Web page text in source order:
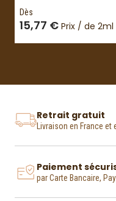
plinthes Louis XV en
brut. Parquets-et-
bois massif.
Dès
15,77 € Prix / de 2ml
Retrait gratuit
Livraison en France et
Paiement
par Carte Bancaire,